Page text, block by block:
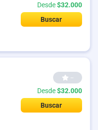
Desde$32.000
Buscar
--
Desde$32.000
Buscar